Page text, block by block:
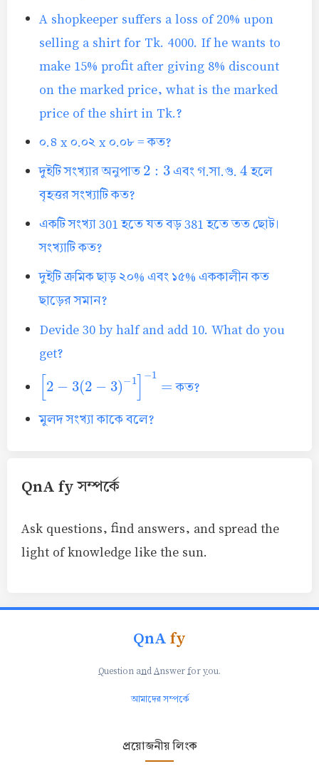
A shopkeeper suffers a loss of 20% upon
selling a shirt for Tk. 4000. If he wants to
make 15% profit after giving 8% discount
on the marked price, what is the marked
price of the shirt in Tk.?
০.৪ x ০.০২ x ০.০৮ = কত?
দুইটি সংখ্যার অনুপাত 2: এবং গ.সা.গু.4 হলে
বৃহত্তর সংখ্যাটি কত?
একটি সংখ্যা 301 হতে যত বড় 381 হতে তত ছোট।
সংখ্যাটি কত?
দুইটি ক্রমিক ছাড় ২০% এবং ১৫% এককালীন কত
ছাড়ের সমান?
Devide 30 by half and add 10. What do you
get?
[2− 2−3 1]−1=
কত?
মুলদ সংখ্যা কাকে বলে?
QnA fy সম্পর্কে
Ask questions, find answers, and spread the
light of knowledge like the sun.
QnAfy
Question andAnswer foryou.
আমাদের সম্পর্কে
প্রয়োজনীয় লিংক